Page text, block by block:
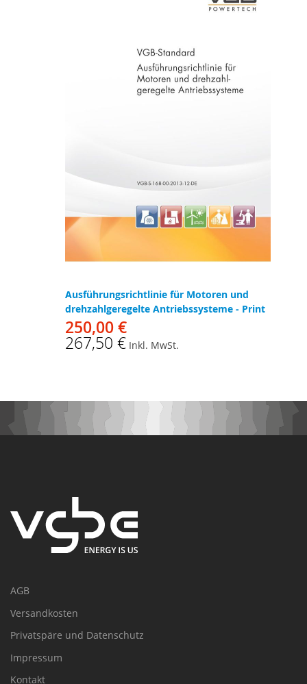
Ausführungsrichtlinie für Motoren und
drehzahlgeregelte Antriebssysteme - Print
250,00 €
267,50 € Inkl. MwSt.
AGB
Versandkosten
Privatspäre und Datenschutz
Impressum
Kontakt